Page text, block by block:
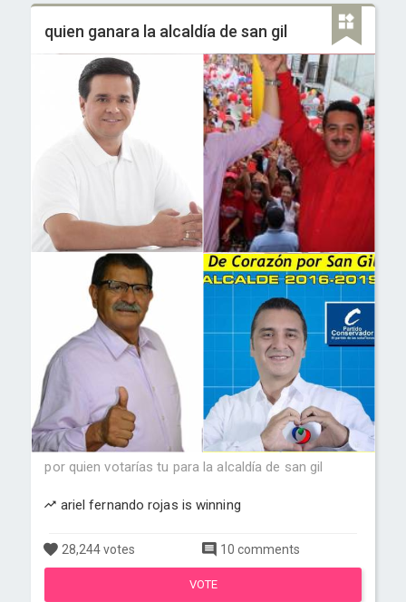
quien ganara la alcaldía de san gil
por quien votarías tu para la alcaldía de san gil
ariel fernando rojas is winning
28,244 votes 10 comments
VOTE